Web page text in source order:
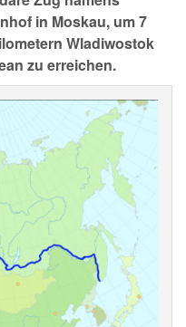
in Moskau, um 7
Wladiwostok
zu erreichen.